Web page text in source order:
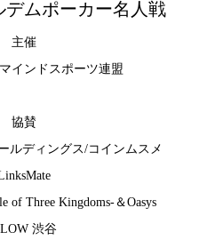
デムポーカー名人戦
主催
インドスポーツ連盟
協賛
ルディングス/コインムスメ
of Three Kingdoms-＆Oasys
渋谷